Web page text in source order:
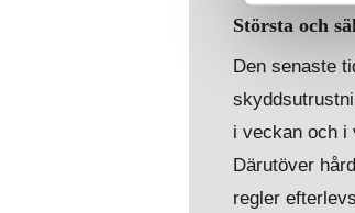
Största och
Den senaste
i veckan och i
Därutöver
regler